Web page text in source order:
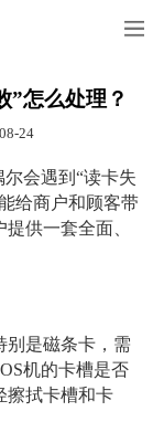
”怎么处理？
24
会遇到“读卡失
给商户和顾客带
供一套全面、
别是磁条卡，需
机的卡槽是否
擦拭卡槽和卡